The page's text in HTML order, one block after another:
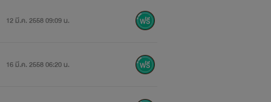
12 มี.ค. 2558 09:09 น.
16 มี.ค. 2558 06:20 น.